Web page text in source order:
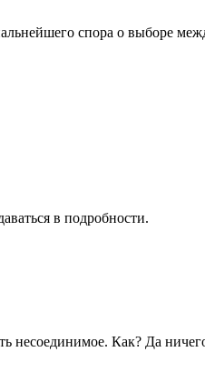
спора о выборе
в подробности.
несоединимое. Как? Да